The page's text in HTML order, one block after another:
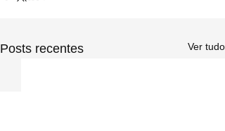
Posts recentes Ver tudo